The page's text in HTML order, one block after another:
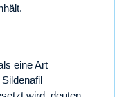
eine Art